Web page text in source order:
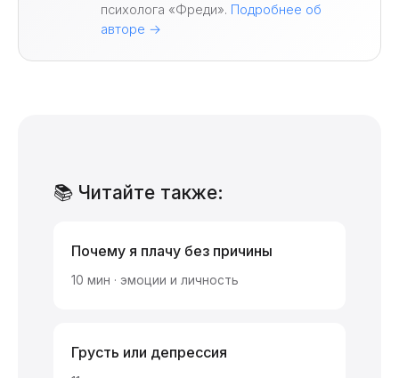
психолога «Фреди». Подробнее об
авторе →
📚 Читайте также:
Почему я плачу без причины
10 мин · эмоции и личность
Грусть или депрессия